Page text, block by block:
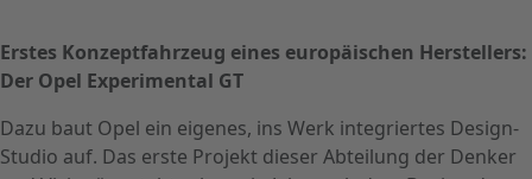
Erstes Konzeptfahrzeug eines europäischen Herstellers:
Der Opel Experimental GT
Dazu baut Opel ein eigenes, ins Werk integriertes Design-
Studio auf. Das erste Projekt dieser Abteilung der Denker